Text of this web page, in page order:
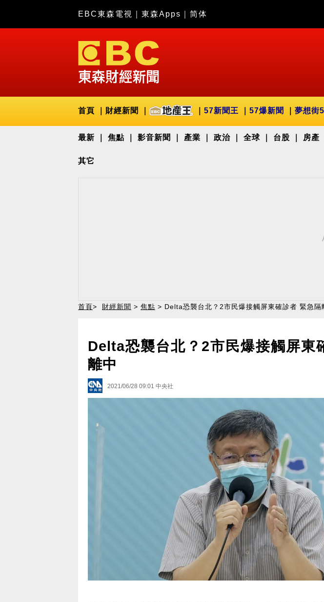
EBC東森電視 東森Apps 简体
首頁 財經新聞 57新聞王 57爆新聞 夢想街
最新 焦點 影音新聞 產業 政治 全球 台股 房產
其它
首頁> 財經新聞 > 焦點 > Delta恐襲台北？2市民爆接觸屏東確診者 緊急隔
Delta恐襲台北？2市民爆接觸屏東
離中
2021/06/28 09:01 中央社